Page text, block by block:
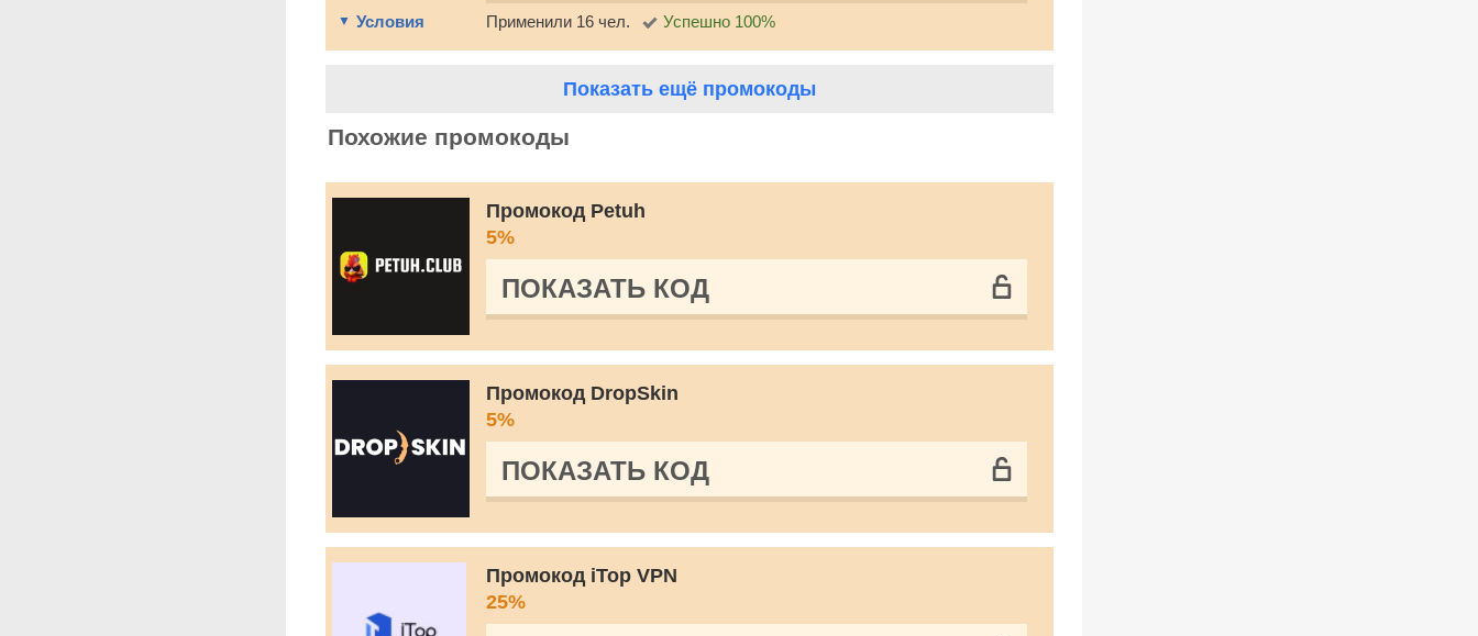
Условия Применили 16 чел. Успешно 100%
Показать ещё промокоды
Похожие промокоды
Промокод Petuh
5%
ПОКАЗАТЬ КОД
Промокод DropSkin
5%
ПОКАЗАТЬ КОД
Промокод iTop VPN
25%